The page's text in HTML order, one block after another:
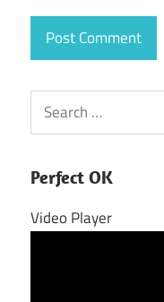
Search
for:
Perfect OK
Video Player